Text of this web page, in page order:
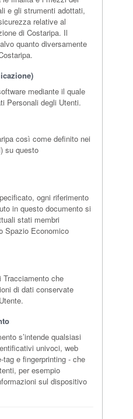
e gli strumenti adottati,
relative al
di Costaripa. Il
quanto diversamente
mediante il quale
Personali degli Utenti.
così come definito nei
su questo
ogni riferimento
in questo documento si
stati membri
Spazio Economico
Tracciamento che
di dati conservate
s’intende qualsiasi
univoci, web
e fingerprinting - che
per esempio
sul dispositivo